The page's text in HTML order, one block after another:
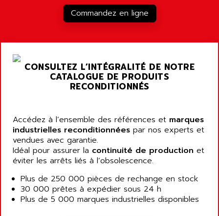
TSX 21
TEXT DISPLAY
SIMATIC S5 115U
SMTBD1
SMT
SMTB
SMT-BSI
CE65
ROD 426
AIRMAT
AIRPES
AIXIA SYSTEMES
AJC BATTERY
AJHUA TECHNOLOGY
AK ELECTRONIQUE
AKA
AKER
AKIM AG
AKKU
AKO
ALACATEL
Commandez en ligne
CONSULTEZ L’INTÉGRALITÉ DE NOTRE
CATALOGUE DE PRODUITS
RECONDITIONNÉS
Accédez à l’ensemble des références et marques
industrielles reconditionnées par nos experts et
vendues avec garantie.
Idéal pour assurer la continuité de production et
éviter les arrêts liés à l’obsolescence.
Plus de 250 000 pièces de rechange en stock
30 000 prêtes à expédier sous 24 h
Plus de 5 000 marques industrielles disponibles